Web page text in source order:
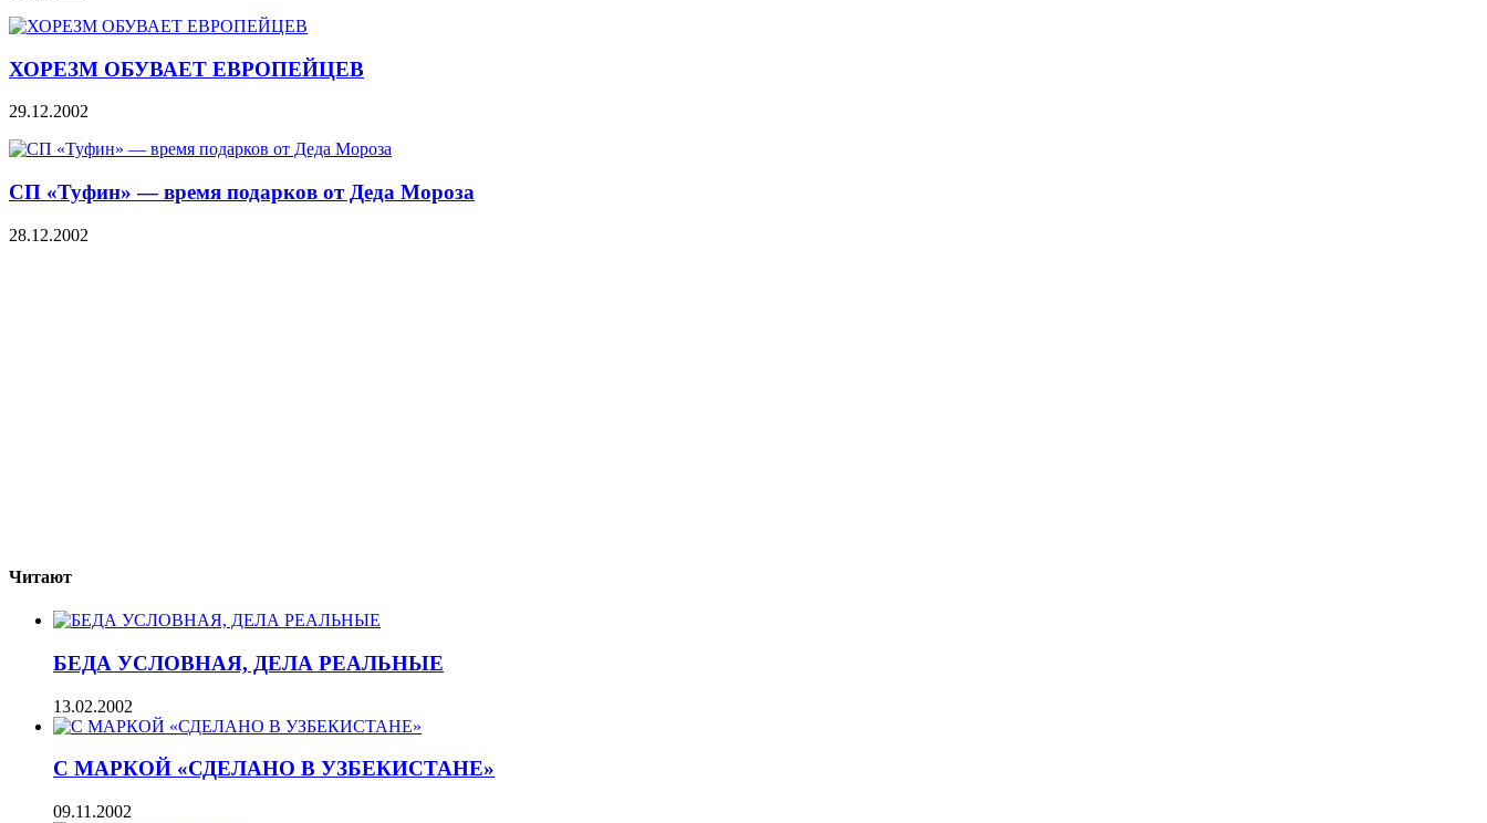
ХОРЕЗМ ОБУВАЕТ ЕВРОПЕЙЦЕВ
29.12.2002
СП «Туфин» — время подарков от Деда Мороза
28.12.2002
Читают
БЕДА УСЛОВНАЯ, ДЕЛА РЕАЛЬНЫЕ
13.02.2002
С МАРКОЙ «СДЕЛАНО В УЗБЕКИСТАНЕ»
09.11.2002